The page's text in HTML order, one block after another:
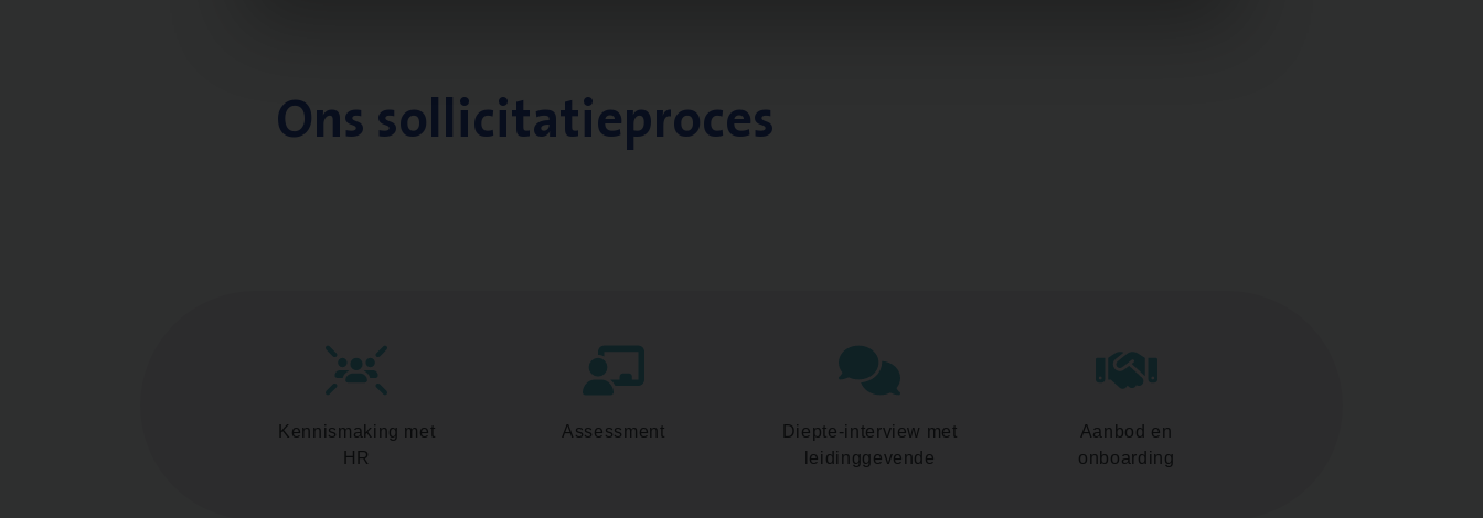
Ons sollicitatieproces
Kennismaking met
HR
Assessment
Diepte-interview met
leidinggevende
Aanbod en
onboarding